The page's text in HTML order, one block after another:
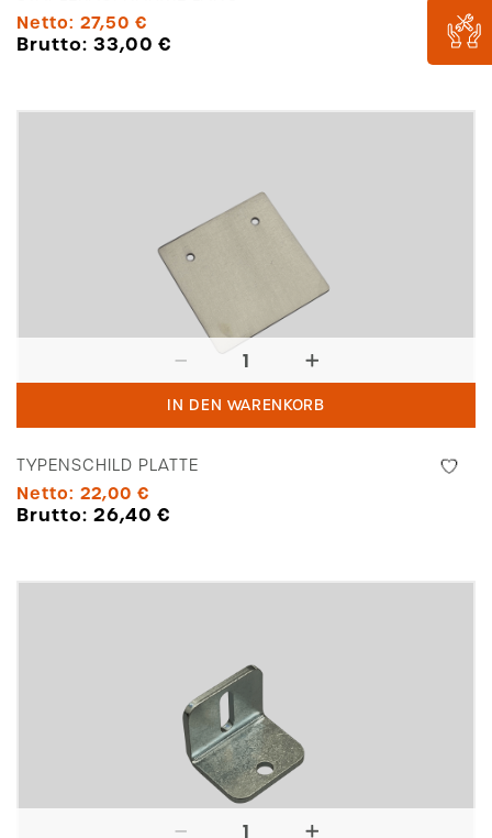
Netto: 27,50 €
Brutto: 33,00€
Platte
IN DEN WARENKORB
TYPENSCHILD PLATTE
Netto: 22,00 €
Brutto: 26,40€